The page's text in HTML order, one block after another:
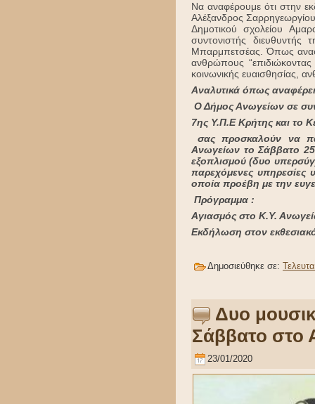
Να αναφέρουμε ότι στην
Αλέξανδρος
Δημοτικού σχολείου
συντονιστής διευθυντής
Μπαρμπετσέας. Όπως
ανθρώπους “επιδιώκοντας
κοινωνικής ευαισθησίας,
Αναλυτικά όπως
Ο Δήμος Ανωγείων σε
7ης Υ.Π.Ε Κρήτης και το
σας προσκαλούν να
Ανωγείων το Σάββατο
εξοπλισμού (δυο
παρεχόμενες υπηρεσίες
οποία προέβη με την
Πρόγραμμα :
Αγιασμός στο Κ.Υ.
Εκδήλωση στον
Δημοσιεύθηκε σε:
Δυο
Σάββατο στο
23/01/2020